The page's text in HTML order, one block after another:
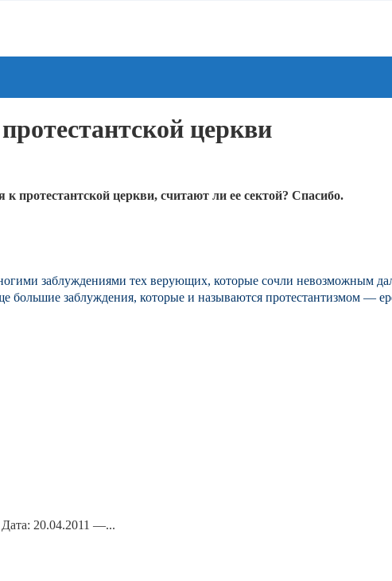
церкви
протестантской церкви, считают ли ее сектой? Спасибо.
заблуждениями тех верующих, которые сочли невозможным
большие заблуждения, которые и называются протестантизмом —
20.04.2011 —...